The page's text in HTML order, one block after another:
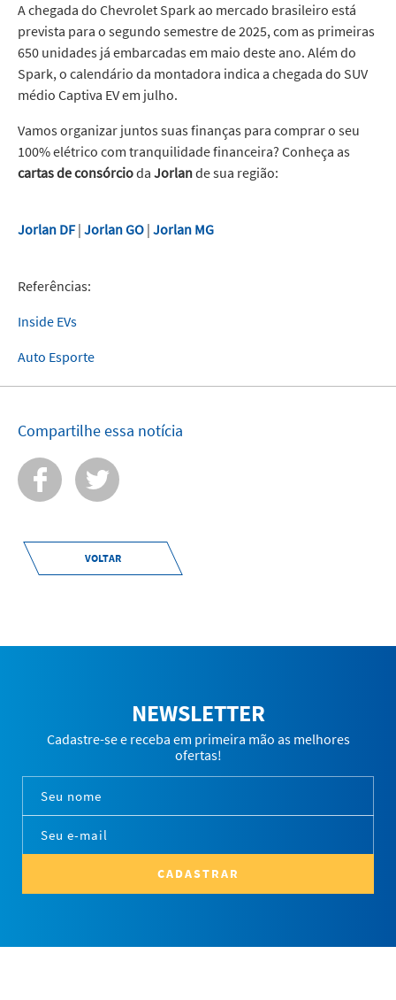
A chegada do Chevrolet Spark ao mercado brasileiro está
prevista para o segundo semestre de 2025, com as primeiras
650 unidades já embarcadas em maio deste ano. Além do
Spark, o calendário da montadora indica a chegada do SUV
médio Captiva EV em julho.
Vamos organizar juntos suas finanças para comprar o seu
100% elétrico com tranquilidade financeira? Conheça as
cartas de consórcioda Jorlande sua região:
Jorlan DF| Jorlan GO | Jorlan MG
Referências:
Inside EVs
Auto Esporte
Compartilhe essa notícia
VOLTAR
NEWSLETTER
Cadastre-se e receba em primeira mão as melhores
ofertas!
CADASTRAR